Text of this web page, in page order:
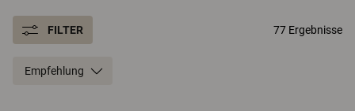
FILTER 77 Ergebnisse
Empfehlung